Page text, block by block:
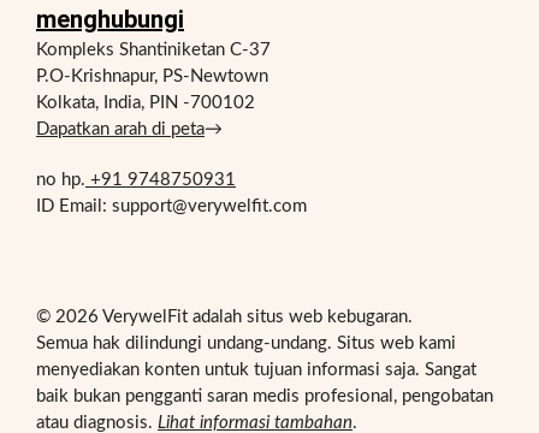
menghubungi
Kompleks Shantiniketan C-37
P.O-Krishnapur, PS-Newtown
Kolkata, India, PIN -700102
Dapatkan arah di peta→
no hp. +91 9748750931
ID Email: support@verywelfit.com
© 2026 VerywelFit adalah situs web kebugaran.
Semua hak dilindungi undang-undang. Situs web kami
menyediakan konten untuk tujuan informasi saja. Sangat
baik bukan pengganti saran medis profesional, pengobatan
atau diagnosis. Lihat informasi tambahan.